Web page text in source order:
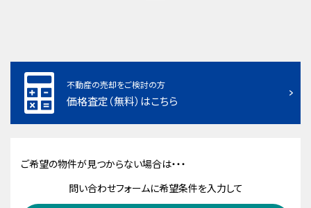
不動産の売却をご検討の方
価格査定（無料）はこちら
ご希望の物件が見つからない場合は・・・
問い合わせフォームに希望条件を入力して